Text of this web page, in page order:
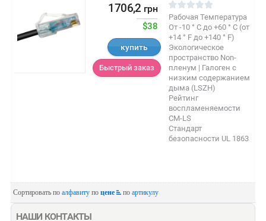
1706,2 грн
$38
купить
Быстрый заказ
Рабочая Температура
От -10 ° C до +60 ° C (от
+14 ° F до +140 ° F)
Экологическое
пространство Non-
пленум | Галоген с
низким содержанием
дыма (LSZH)
Рейтинг
воспламеняемости
CM-LS
Стандарт
безопасности UL 1863
Сортировать поалфавиту поцене поартикулу
НАШИ КОНТАКТЫ